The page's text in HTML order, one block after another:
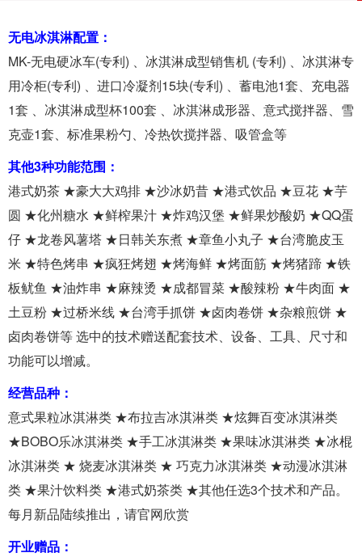
无电冰淇淋配置：
MK-无电硬冰车(专利) 、冰淇淋成型销售机 (专利) 、冰淇淋专
用冷柜(专利) 、进口冷凝剂15块(专利) 、蓄电池1套、充电器
1套 、冰淇淋成型杯100套 、冰淇淋成形器、意式搅拌器、雪
克壶1套、标准果粉勺、冷热饮搅拌器、吸管盒等
其他3种功能范围：
港式奶茶 ★豪大大鸡排 ★沙冰奶昔 ★港式饮品 ★豆花 ★芋
圆 ★化州糖水 ★鲜榨果汁 ★炸鸡汉堡 ★鲜果炒酸奶 ★QQ蛋
仔 ★龙卷风薯塔 ★日韩关东煮 ★章鱼小丸子 ★台湾脆皮玉
米 ★特色烤串 ★疯狂烤翅 ★烤海鲜 ★烤面筋 ★烤猪蹄 ★铁
板鱿鱼 ★油炸串 ★麻辣烫 ★成都冒菜 ★酸辣粉 ★牛肉面 ★
土豆粉 ★过桥米线 ★台湾手抓饼 ★卤肉卷饼 ★杂粮煎饼 ★
卤肉卷饼等 选中的技术赠送配套技术、设备、工具、尺寸和
功能可以增减。
经营品种：
意式果粒冰淇淋类 ★布拉吉冰淇淋类 ★炫舞百变冰淇淋类
★BOBO乐冰淇淋类 ★手工冰淇淋类 ★果味冰淇淋类 ★冰棍
冰淇淋类 ★ 烧麦冰淇淋类 ★ 巧克力冰淇淋类 ★动漫冰淇淋
类 ★果汁饮料类 ★港式奶茶类 ★其他任选3个技术和产品。
每月新品陆续推出，请官网欣赏
开业赠品：